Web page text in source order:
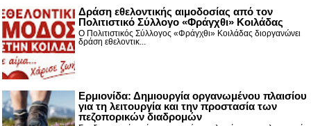
Δράση εθελοντικής αιμοδοσίας από τον
Πολιτιστικό Σύλλογο «Φράγχθι» Κοιλάδας
Ο Πολιτιστικός Σύλλογος «Φράγχθι» Κοιλάδας διοργανώνει
δράση εθελοντικ...
Ερμιονίδα: Δημιουργία οργανωμένου πλαισίου
για τη λειτουργία και την προστασία των
πεζοπορικών διαδρομών